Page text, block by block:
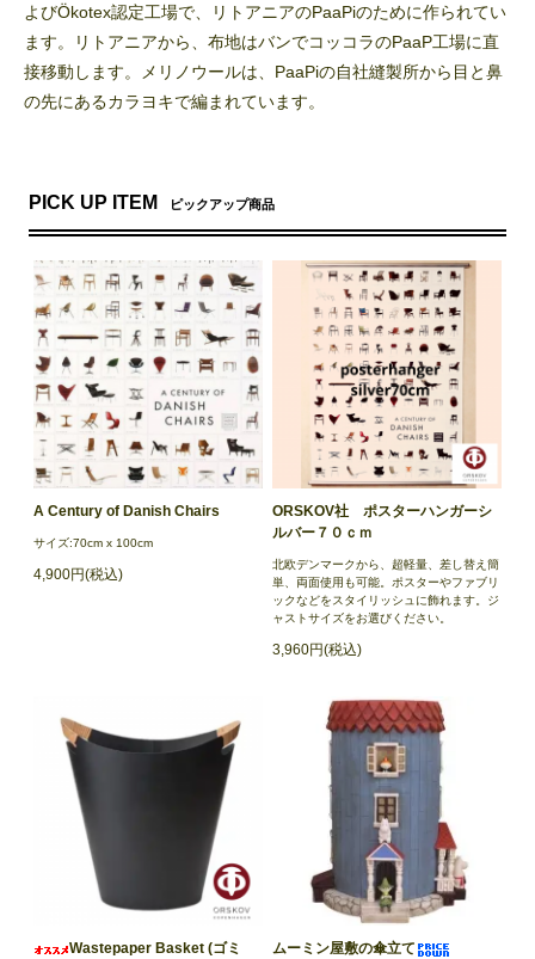
よびÖkotex認定工場で、リトアニアのPaaPiのために作られてい
ます。リトアニアから、布地はバンでコッコラのPaaP工場に直
接移動します。メリノウールは、PaaPiの自社縫製所から目と鼻
の先にあるカラヨキで編まれています。
PICK UP ITEM ピックアップ商品
A Century of Danish Chairs
サイズ:70cm x 100cm
4,900円(税込)
ORSKOV社 ポスターハンガーシ
ルバー７０ｃｍ
北欧デンマークから、超軽量、差し替え簡
単、両面使用も可能。ポスターやファブリ
ックなどをスタイリッシュに飾れます。ジ
ャストサイズをお選びください。
3,960円(税込)
Wastepaper Basket (ゴミ
ムーミン屋敷の傘立て